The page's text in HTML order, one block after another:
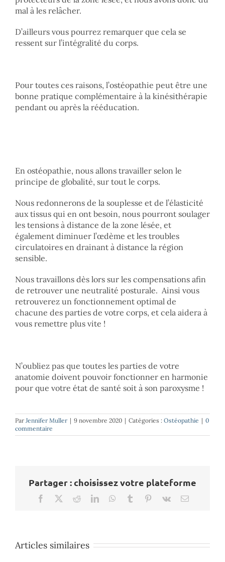
mal à les relâcher.
D’ailleurs vous pourrez remarquer que cela se
ressent sur l’intégralité du corps.
Pour toutes ces raisons, l’ostéopathie peut être une
bonne pratique complémentaire à la kinésithérapie
pendant ou après la rééducation.
En ostéopathie, nous allons travailler selon le
principe de globalité, sur tout le corps.
Nous redonnerons de la souplesse et de l’élasticité
aux tissus qui en ont besoin, nous pourront soulager
les tensions à distance de la zone lésée, et
également diminuer l’œdème et les troubles
circulatoires en drainant à distance la région
sensible.
Nous travaillons dès lors sur les compensations afin
de retrouver une neutralité posturale. Ainsi vous
retrouverez un fonctionnement optimal de
chacune des parties de votre corps, et cela aidera à
vous remettre plus vite !
N’oubliez pas que toutes les parties de votre
anatomie doivent pouvoir fonctionner en harmonie
pour que votre état de santé soit à son paroxysme !
Par Jennifer Muller | 9 novembre 2020 | Catégories : Ostéopathie | 0
commentaire
Partager : choisissez votre plateforme
Facebook RedditLinkedInWhatsApp
Tumblr Pinterest
Vk Email
Articles similaires